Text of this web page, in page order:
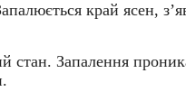
край ясен,
Запалення